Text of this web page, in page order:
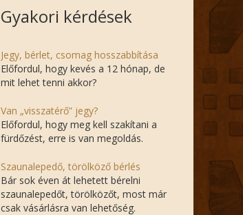
Gyakori kérdések
Jegy, bérlet, csomag hosszabbítása
Előfordul, hogy kevés a 12 hónap, de
mit lehet tenni akkor?
Van „visszatérő” jegy?
Előfordul, hogy meg kell szakítani a
fürdőzést, erre is van megoldás.
Szaunalepedő, törölköző bérlés
Bár sok éven át lehetett bérelni
szaunalepedőt, törölközőt, most már
csak vásárlásra van lehetőség.